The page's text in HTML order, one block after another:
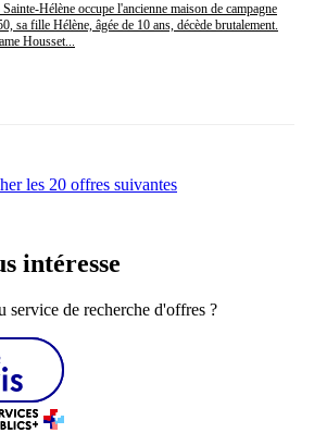
Hélène occupe l'ancienne maison de campagne
sa fille Hélène, âgée de 10 ans, décède brutalement.
Housset...
les 20 offres suivantes
intéresse
service de recherche d'offres ?